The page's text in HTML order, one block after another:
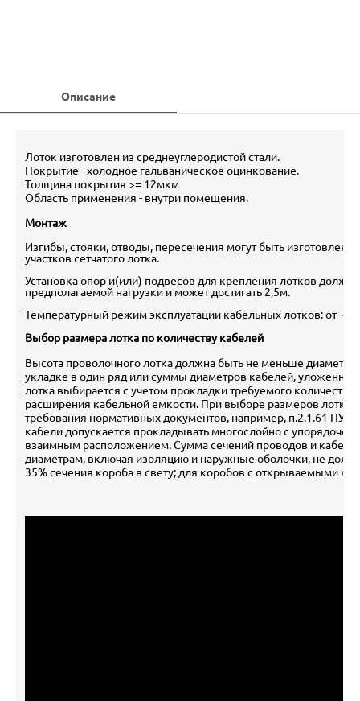
Описание
Лоток изготовлен из среднеуглеродистой стали.
Покрытие - холодное гальваническое оцинкование.
Толщина покрытия >= 12мкм
Область применения - внутри помещения.
Монтаж
Изгибы, стояки, отводы, пересечения могут быть
участков сетчатого лотка.
Установка опор и(или) подвесов для крепления лотков
предполагаемой нагрузки и может достигать 2,5м.
Температурный режим эксплуатации кабельных лотков: от -
Выбор размера лотка по количеству кабелей
Высота проволочного лотка должна быть не меньше диаметра
укладке в один ряд или суммы диаметров кабелей,
лотка выбирается с учетом прокладки требуемого количества
расширения кабельной емкости. При выборе размеров лотка
требования нормативных документов, например, п.2.1.61 ПУЭ
кабели допускается прокладывать многослойно с
взаимным расположением. Сумма сечений проводов и
диаметрам, включая изоляцию и наружные оболочки, не
35% сечения короба в свету; для коробов с открываемыми